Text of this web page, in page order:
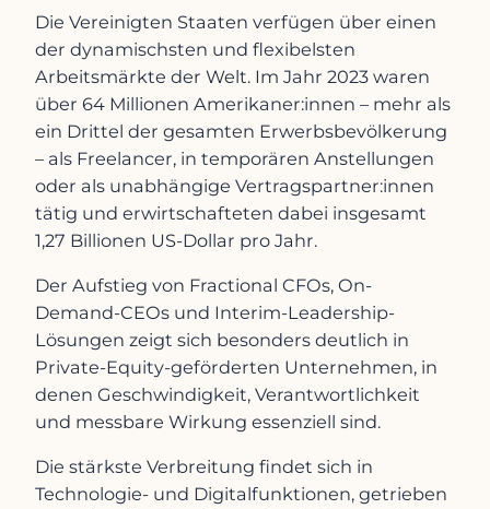
Die Vereinigten Staaten verfügen über einen
der dynamischsten und flexibelsten
Arbeitsmärkte der Welt. Im Jahr 2023 waren
über 64 Millionen Amerikaner:innen – mehr als
ein Drittel der gesamten Erwerbsbevölkerung
– als Freelancer, in temporären Anstellungen
oder als unabhängige Vertragspartner:innen
tätig und erwirtschafteten dabei insgesamt
1,27 Billionen US-Dollar pro Jahr.
Der Aufstieg von Fractional CFOs, On-
Demand-CEOs und Interim-Leadership-
Lösungen zeigt sich besonders deutlich in
Private-Equity-geförderten Unternehmen, in
denen Geschwindigkeit, Verantwortlichkeit
und messbare Wirkung essenziell sind.
Die stärkste Verbreitung findet sich in
Technologie- und Digitalfunktionen, getrieben